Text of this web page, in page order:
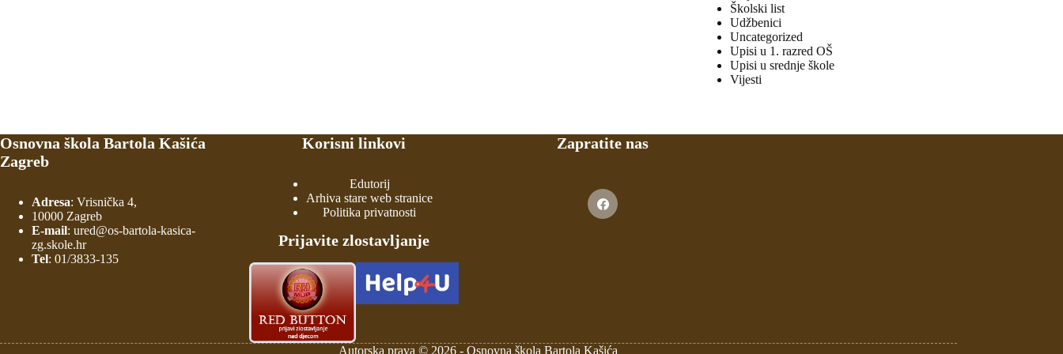
Školski list
Udžbenici
Uncategorized
Upisi u 1. razred OŠ
Upisi u srednje škole
Vijesti
Osnovna škola Bartola Kašića
Zagreb
Adresa: Vrisnička 4,
10000 Zagreb
E-mail: ured@os-bartola-kasica-
zg.skole.hr
Tel: 01/3833-135
Korisni linkovi
Edutorij
Arhiva stare web stranice
Politika privatnosti
Prijavite zlostavljanje
Zapratite nas
Autorska prava © 2026 -Osnovna škola Bartola Kašića